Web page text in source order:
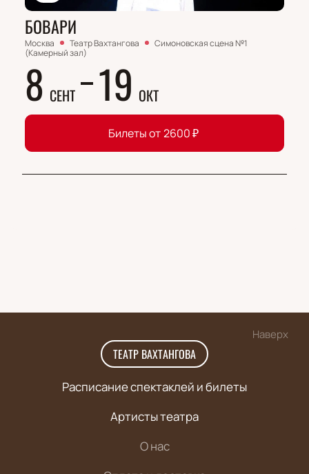
БОВАРИ
Москва Театр Вахтангова
Симоновская сцена №1
(Камерный зал)
8 СЕНТ 19 ОКТ
Билеты от 2600₽
Наверх
ТЕАТР ВАХТАНГОВА
Расписание спектаклей и билеты
Артисты театра
О нас